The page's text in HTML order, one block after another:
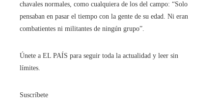
chavales normales, como cualquiera de los del campo: “Solo
pensaban en pasar el tiempo con la gente de su edad. Ni eran
combatientes ni militantes de ningún grupo”.
Únete a EL PAÍS para seguir toda la actualidad y leer sin
límites.
Suscríbete